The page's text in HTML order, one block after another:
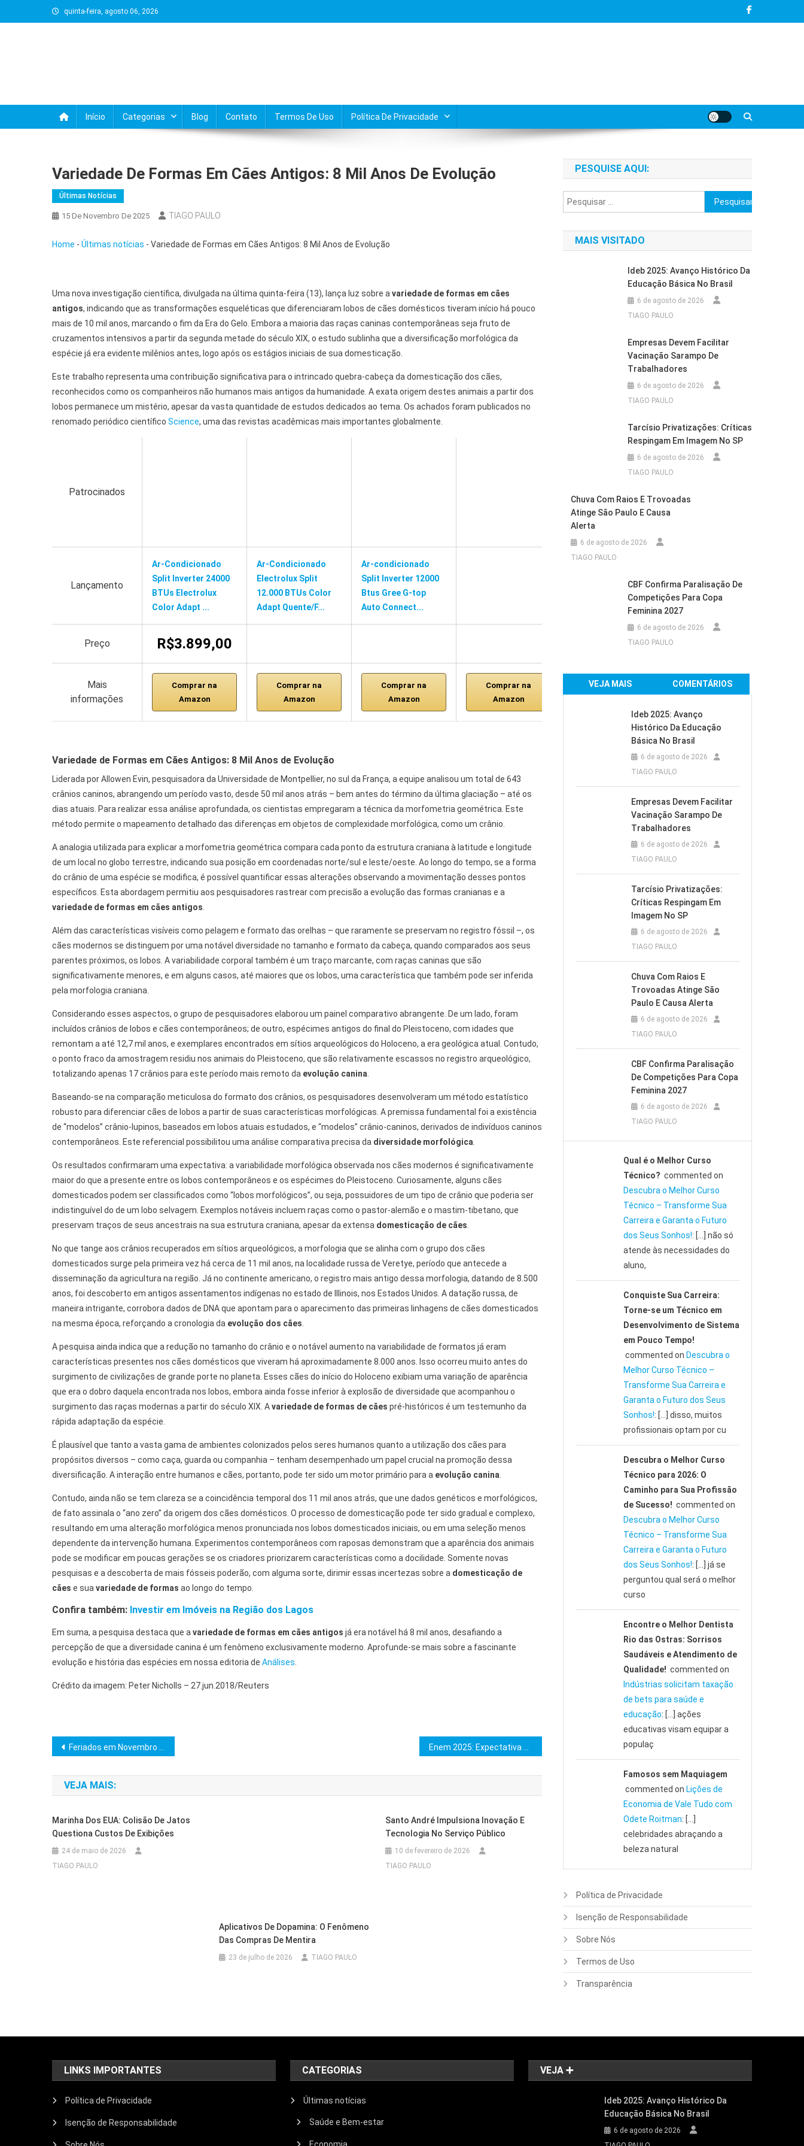
to
quinta-feira, agosto 06, 2026
Início Categorias Blog Contato Termos De Uso Política De Privacidade
Variedade De Formas Em Cães Antigos: 8 Mil Anos De Evolução
Últimas Notícias
15 De Novembro De 2025 TIAGO PAULO
Home - Últimas notícias - Variedade de Formas em Cães Antigos: 8 Mil Anos de Evolução
Uma nova investigação científica, divulgada na última quinta-feira (13), lança luz sobre a variedade de formas em cães
antigos, indicando que as transformações esqueléticas que diferenciaram lobos de cães domésticos tiveram início há pouco
mais de 10 mil anos, marcando o fim da Era do Gelo. Embora a maioria das raças caninas contemporâneas seja fruto de
cruzamentos intensivos a partir da segunda metade do século XIX, o estudo sublinha que a diversificação morfológica da
espécie já era evidente milênios antes, logo após os estágios iniciais de sua domesticação.
Este trabalho representa uma contribuição significativa para o intrincado quebra-cabeça da domesticação dos cães,
reconhecidos como os companheiros não humanos mais antigos da humanidade. A exata origem destes animais a partir dos
lobos permanece um mistério, apesar da vasta quantidade de estudos dedicados ao tema. Os achados foram publicados no
renomado periódico científico Science, uma das revistas acadêmicas mais importantes globalmente.
Patrocinados
Lançamento
Ar-Condicionado
Split Inverter 24000
BTUs Electrolux
Color Adapt ...
Ar-Condicionado
Electrolux Split
12.000 BTUs Color
Adapt Quente/F...
Ar-condicionado
Split Inverter 12000
Btus Gree G-top
Auto Connect...
Split 24.000 BTUs
18.000 BTUs Color
Adapt Frio com...
Preço R$3.899,00
Mais
informações
Comprar na
Amazon
Comprar na
Amazon
Comprar na
Amazon
Comprar na
Amazon
Comprar na
Comprar na
Variedade de Formas em Cães Antigos: 8 Mil Anos de Evolução
Liderada por Allowen Evin, pesquisadora da Universidade de Montpellier, no sul da França, a equipe analisou um total de 643
crânios caninos, abrangendo um período vasto, desde 50 mil anos atrás – bem antes do término da última glaciação – até os
dias atuais. Para realizar essa análise aprofundada, os cientistas empregaram a técnica da morfometria geométrica. Este
método permite o mapeamento detalhado das diferenças em objetos de complexidade morfológica, como um crânio.
A analogia utilizada para explicar a morfometria geométrica compara cada ponto da estrutura craniana à latitude e longitude
de um local no globo terrestre, indicando sua posição em coordenadas norte/sul e leste/oeste. Ao longo do tempo, se a forma
do crânio de uma espécie se modifica, é possível quantificar essas alterações observando a movimentação desses pontos
específicos. Esta abordagem permitiu aos pesquisadores rastrear com precisão a evolução das formas cranianas e a
variedade de formas em cães antigos
Além das características visíveis como pelagem e formato das orelhas – que raramente se preservam no registro fóssil –, os
cães modernos se distinguem por uma notável diversidade no tamanho e formato da cabeça, quando comparados aos seus
parentes próximos, os lobos. A variabilidade corporal também é um traço marcante, com raças caninas que são
significativamente menores, e em alguns casos, até maiores que os lobos, uma característica que também pode ser inferida
pela morfologia craniana.
Considerando esses aspectos, o grupo de pesquisadores elaborou um painel comparativo abrangente. De um lado, foram
incluídos crânios de lobos e cães contemporâneos; de outro, espécimes antigos do final do Pleistoceno, com idades que
remontam a até 12,7 mil anos, e exemplares encontrados em sítios arqueológicos do Holoceno, a era geológica atual. Contudo,
o ponto fraco da amostragem residiu nos animais do Pleistoceno, que são relativamente escassos no registro arqueológico,
totalizando apenas 17 crânios para este período mais remoto da evolução canina
Baseando-se na comparação meticulosa do formato dos crânios, os pesquisadores desenvolveram um método estatístico
robusto para diferenciar cães de lobos a partir de suas características morfológicas. A premissa fundamental foi a existência
de “modelos” crânio-lupinos, baseados em lobos atuais estudados, e “modelos” crânio-caninos, derivados de indivíduos caninos
contemporâneos. Este referencial possibilitou uma análise comparativa precisa da diversidade morfológica
Os resultados confirmaram uma expectativa: a variabilidade morfológica observada nos cães modernos é significativamente
maior do que a presente entre os lobos contemporâneos e os espécimes do Pleistoceno. Curiosamente, alguns cães
domesticados podem ser classificados como “lobos morfológicos”, ou seja, possuidores de um tipo de crânio que poderia ser
indistinguível do de um lobo selvagem. Exemplos notáveis incluem raças como o pastor-alemão e o mastim-tibetano, que
preservam traços de seus ancestrais na sua estrutura craniana, apesar da extensa domesticação de cães
No que tange aos crânios recuperados em sítios arqueológicos, a morfologia que se alinha com o grupo dos cães
domesticados surge pela primeira vez há cerca de 11 mil anos, na localidade russa de Veretye, período que antecede a
disseminação da agricultura na região. Já no continente americano, o registro mais antigo dessa morfologia, datando de 8.500
anos, foi descoberto em antigos assentamentos indígenas no estado de Illinois, nos Estados Unidos. A datação russa, de
maneira intrigante, corrobora dados de DNA que apontam para o aparecimento das primeiras linhagens de cães domesticados
na mesma época, reforçando a cronologia da evolução dos cães
A pesquisa ainda indica que a redução no tamanho do crânio e o notável aumento na variabilidade de formatos já eram
características presentes nos cães domésticos que viveram há aproximadamente 8.000 anos. Isso ocorreu muito antes do
surgimento de civilizações de grande porte no planeta. Esses cães do início do Holoceno exibiam uma variação de aparência
que era o dobro daquela encontrada nos lobos, embora ainda fosse inferior à explosão de diversidade que acompanhou o
surgimento das raças modernas a partir do século XIX. Avariedade de formas de cães pré-históricos é um testemunho da
rápida adaptação da espécie.
É plausível que tanto a vasta gama de ambientes colonizados pelos seres humanos quanto a utilização dos cães para
propósitos diversos – como caça, guarda ou companhia – tenham desempenhado um papel crucial na promoção dessa
diversificação. A interação entre humanos e cães, portanto, pode ter sido um motor primário para a evolução canina
Contudo, ainda não se tem clareza se a coincidência temporal dos 11 mil anos atrás, que une dados genéticos e morfológicos,
de fato assinala o “ano zero” da origem dos cães domésticos. O processo de domesticação pode ter sido gradual e complexo,
resultando em uma alteração morfológica menos pronunciada nos lobos domesticados iniciais, ou em uma seleção menos
dependente da intervenção humana. Experimentos contemporâneos com raposas demonstram que a aparência dos animais
pode se modificar em poucas gerações se os criadores priorizarem características como a docilidade. Somente novas
pesquisas e a descoberta de mais fósseis poderão, com alguma sorte, dirimir essas incertezas sobre a domesticação de
cães e sua variedade de formas ao longo do tempo.
Confira também: Investir em Imóveis na Região dos Lagos
Em suma, a pesquisa destaca que a variedade de formas em cães antigos já era notável há 8 mil anos, desafiando a
percepção de que a diversidade canina é um fenômeno exclusivamente moderno. Aprofunde-se mais sobre a fascinante
evolução e história das espécies em nossa editoria de Análises
Crédito da imagem: Peter Nicholls – 27.jun.2018/Reuters
Navegação
de
Post
Feriados em Novembro 2025: Hotéis com Programações Exclusivas
VEJA MAIS:
Marinha Dos EUA: Colisão De Jatos
Questiona Custos De Exibições
24 de maio de 2026
TIAGO PAULO
Aplicativos De Dopamina: O Fenômeno
Das Compras De Mentira
23 de julho de 2026 TIAGO PAULO
Santo André Impulsiona Inovação E
Tecnologia No Serviço Público
10 de fevereiro de 2026
TIAGO PAULO
PESQUISE AQUI:
Pesquisar
por:
MAIS VISITADO
Ideb 2025: Avanço Histórico Da
Educação Básica No Brasil
6 de agosto de 2026
TIAGO PAULO
Empresas Devem Facilitar
Vacinação Sarampo De
Trabalhadores
6 de agosto de 2026
TIAGO PAULO
Tarcísio Privatizações: Críticas
Respingam Em Imagem No SP
6 de agosto de 2026
TIAGO PAULO
Chuva Com Raios E Trovoadas
Atinge São Paulo E Causa
Alerta
6 de agosto de 2026
TIAGO PAULO
CBF Confirma Paralisação De
Competições Para Copa
Feminina 2027
6 de agosto de 2026
TIAGO PAULO
VEJA MAIS COMENTÁRIOS
Ideb 2025: Avanço
Histórico Da Educação
Básica No Brasil
6 de agosto de 2026
TIAGO PAULO
Empresas Devem Facilitar
Vacinação Sarampo De
Trabalhadores
6 de agosto de 2026
TIAGO PAULO
Tarcísio Privatizações:
Críticas Respingam Em
Imagem No SP
6 de agosto de 2026
TIAGO PAULO
Chuva Com Raios E
Trovoadas Atinge São
Paulo E Causa Alerta
6 de agosto de 2026
TIAGO PAULO
CBF Confirma Paralisação
De Competições Para Copa
Feminina 2027
6 de agosto de 2026
TIAGO PAULO
Qual é o Melhor Curso
Técnico? commented on
Descubra o Melhor Curso
Técnico – Transforme Sua
Carreira e Garanta o Futuro
dos Seus Sonhos!: […] não só
atende às necessidades do
aluno,
Conquiste Sua Carreira:
Torne-se um Técnico em
Desenvolvimento de Sistema
em Pouco Tempo!
commented on Descubra o
Melhor Curso Técnico –
Transforme Sua Carreira e
Garanta o Futuro dos Seus
Sonhos!: […] disso, muitos
profissionais optam por cu
Descubra o Melhor Curso
Técnico para 2026: O
Caminho para Sua Profissão
de Sucesso! commented on
Descubra o Melhor Curso
Técnico – Transforme Sua
Carreira e Garanta o Futuro
dos Seus Sonhos!: […] já se
perguntou qual será o melhor
curso
Encontre o Melhor Dentista
Rio das Ostras: Sorrisos
Saudáveis e Atendimento de
Qualidade! commented on
Indústrias solicitam taxação
de bets para saúde e
educação: […] ações
educativas visam equipar a
populaç
Famosos sem Maquiagem
commented on Lições de
Economia de Vale Tudo com
Odete Roitman: […]
celebridades abraçando a
beleza natural
Política de Privacidade
Isenção de Responsabilidade
Sobre Nós
Termos de Uso
Transparência
LINKS IMPORTANTES
Política de Privacidade
Isenção de Responsabilidade
CATEGORIAS
Últimas notícias
Saúde e Bem-estar
VEJA ➕
Ideb 2025: Avanço Histórico Da
Educação Básica No Brasil
6 de agosto de 2026